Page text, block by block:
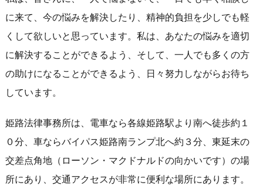
に来て、今の悩みを解決したり、精神的負担を少しでも軽
くして欲しいと思っています。私は、あなたの悩みを適切
に解決することができるよう、そして、一人でも多くの方
の助けになることができるよう、日々努力しながらお待ち
しています。
姫路法律事務所は、電車なら各線姫路駅より南へ徒歩約１
０分、車ならバイパス姫路南ランプ北へ約３分、東延末の
交差点角地（ローソン・マクドナルドの向かいです）の場
所にあり、交通アクセスが非常に便利な場所にあります。